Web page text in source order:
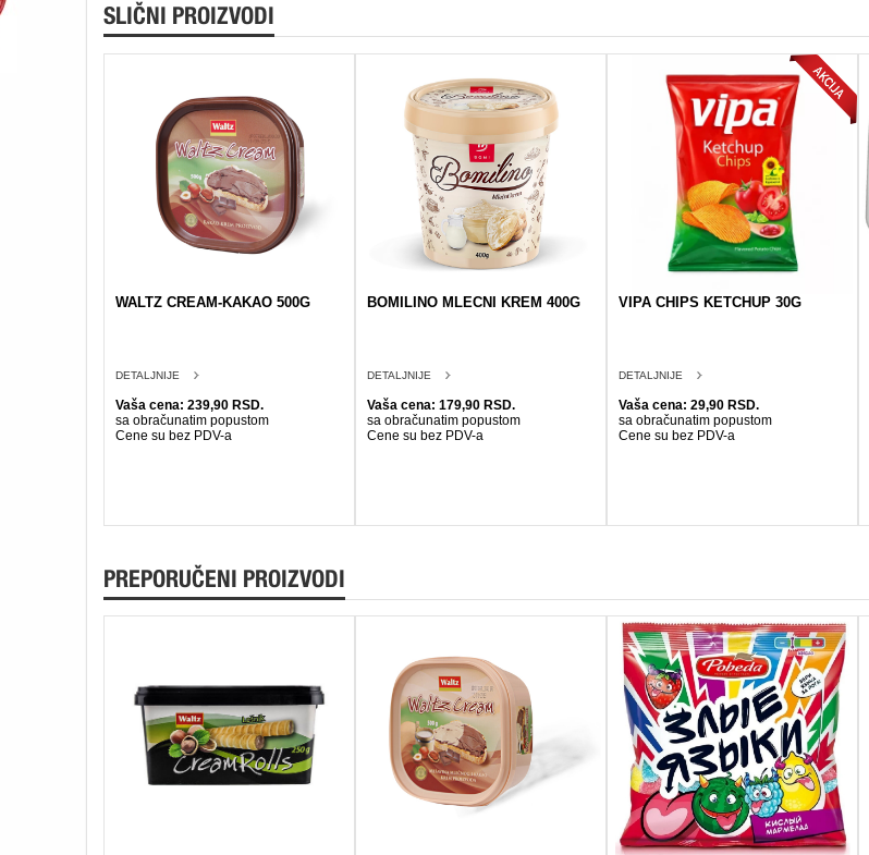
SLIČNI PROIZVODI
WALTZ CREAM-KAKAO 500G
DETALJNIJE
Vaša cena: 239,90 RSD.
sa obračunatim popustom
Cene su bez PDV-a
BOMILINO MLECNI KREM 400G
DETALJNIJE
Vaša cena: 179,90 RSD.
sa obračunatim popustom
Cene su bez PDV-a
VIPA CHIPS KETCHUP 30G
DETALJNIJE
Vaša cena: 29,90 RSD.
sa obračunatim popustom
Cene su bez PDV-a
PREPORUČENI PROIZVODI